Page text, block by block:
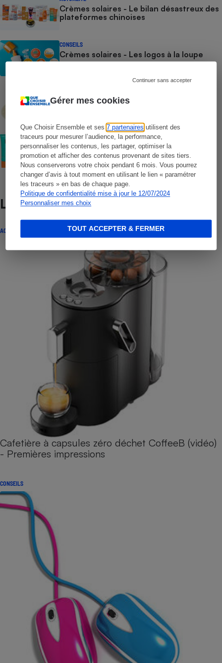
Gérer mes cookies
Que Choisir Ensemble et ses7 partenaires utilisent des
traceurs pour mesurer l’audience, la performance,
personnaliser les contenus, les partager, optimiser la
promotion et afficher des contenus provenant de sites tiers.
Nous conserverons votre choix pendant 6 mois. Vous pourrez
changer d’avis à tout moment en utilisant le lien « paramétrer
les traceurs » en bas de chaque page.
Politique de confidentialité mise à jour le 12/07/2024
Personnaliser mes choix
Continuer sans accepter
TOUT ACCEPTER & FERMER
Crèmes solaires - Le bilan désastreux des
plateformes chinoises
CONSEILS
Crèmes solaires - Les logos à la loupe
Crèmes solaires - Le protocole
COMMENT NOUS TESTONS
Crèmes solaires visage - Le protocole
Lire aussi
ACTUALITÉ
Cafetière à capsules zéro déchet CoffeeB (vidéo)
- Premières impressions
CONSEILS